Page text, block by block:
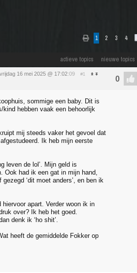
1 2 3 4
actieve topics nieuwe topics
vrijdag 16 mei 2025 @ 17:02:09 #1
sommige een baby. Dit is
hebben vaak een behoorlijk
mij steeds vaker het gevoel dat
Ik heb mijn eerste
leven de lol’. Mijn geld is
Ook had ik een gat in mijn hand,
‘dit moet anders’, en ben ik
hiervoor apart. Verder woon ik in
over? Ik heb het goed.
denk ik ‘ho shit’.
heeft de gemiddelde Fokker op